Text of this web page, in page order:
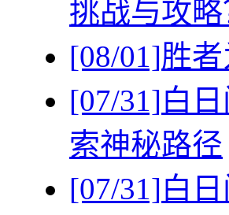
挑战与攻略
[08/01]胜
[07/31]白
索神秘路径
[07/31]白